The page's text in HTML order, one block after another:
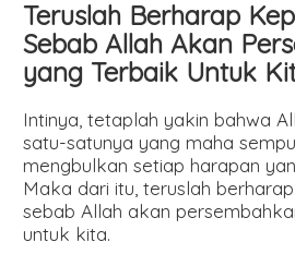
Teruslah Berharap
Sebab Allah Akan
yang Terbaik Untuk
Intinya, tetaplah yakin bahwa
satu-satunya yang maha
mengbulkan setiap harapan
Maka dari itu, teruslah
sebab Allah akan
untuk kita.